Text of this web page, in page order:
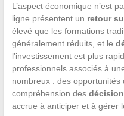
L’aspect économique n’est
ligne présentent un retour
élevé que les formations
généralement réduits, et le
l’investissement est plus
professionnels associés à
nombreux : des
compréhension des
accrue à anticiper et à gérer